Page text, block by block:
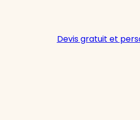
Devis gratuit et